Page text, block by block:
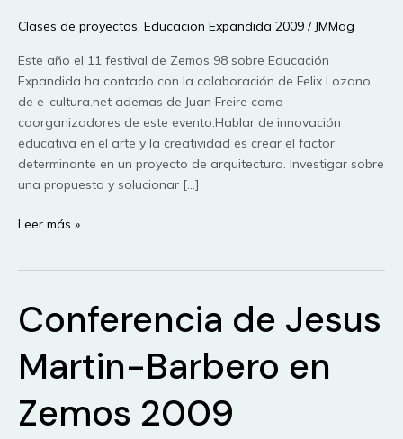
Clases de proyectos, Educacion Expandida 2009 / JMMag
Este año el 11 festival de Zemos 98 sobre Educación
Expandida ha contado con la colaboración de Felix Lozano
de e-cultura.net ademas de Juan Freire como
coorganizadores de este evento.Hablar de innovación
educativa en el arte y la creatividad es crear el factor
determinante en un proyecto de arquitectura. Investigar sobre
una propuesta y solucionar […]
Taller
de
e-
Freire
en
Leer más »
Conferencia de Jesus
Martin-Barbero en
Zemos 2009